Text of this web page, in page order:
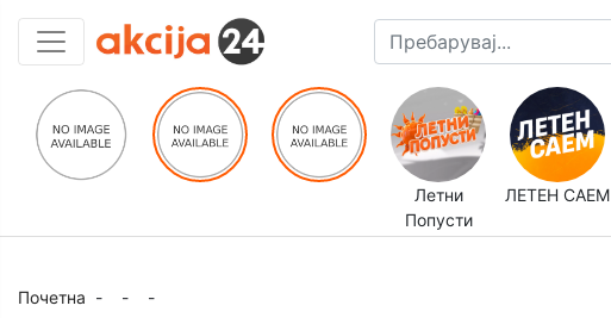
Летни
Попусти
ЛЕТЕН САЕМ
Почетна - - -